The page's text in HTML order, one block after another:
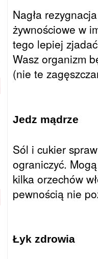
Nagła
żywnościowe w
tego lepiej
Wasz organizm
(nie te
Jedz mądrze
Sól i cukier
ograniczyć.
kilka orzechów
pewnością nie
Łyk zdrowia